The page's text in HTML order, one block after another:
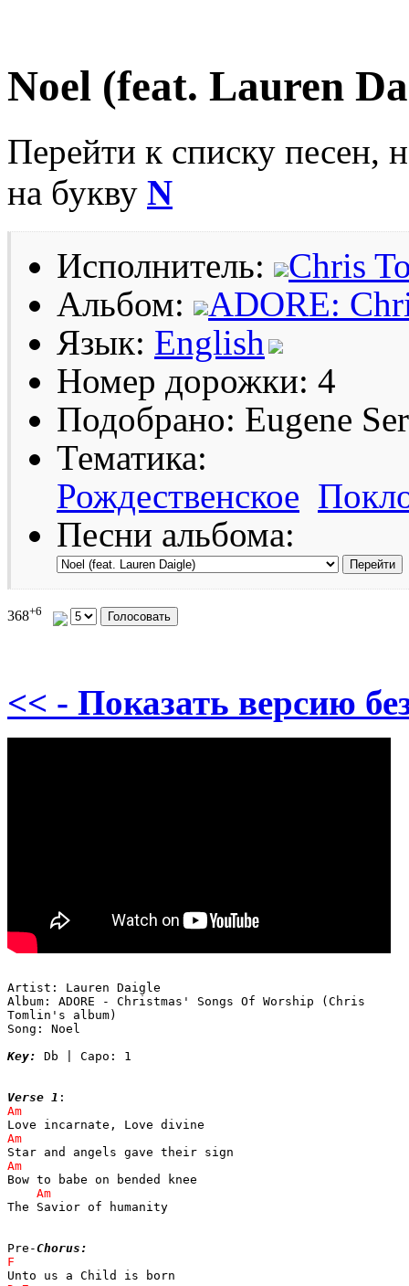
Noel (feat. Lauren
Перейти к списку песен,
на букву N
Исполнитель:
Chris
Альбом:
ADORE:
Язык: English
Номер дорожки: 4
Подобрано: Eugene
Тематика:
Рождественское
Песни альбома:
368+6
<< - Показать версию
Artist: Lauren Daigle
Album: ADORE - Christmas' Songs Of Worship (Chris
Tomlin's album)
Song: Noel
Key:
Db | Capo: 1
Verse 1
The Savior of humanity
Pre-Chorus: